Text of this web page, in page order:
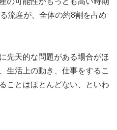
流産が、全体の約8割を占め
先天的な問題がある場合がほ
生活上の動き、仕事をするこ
ことはほとんどない、といわ